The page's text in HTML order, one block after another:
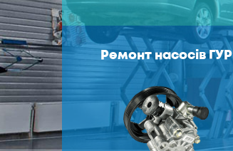
Ремонт насосів ГУР